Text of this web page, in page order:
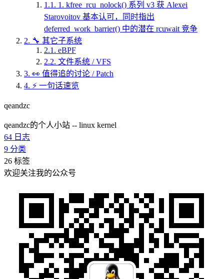
1.1. 1. kfree_rcu_nolock() 系列 v3 获 Alexei
Starovoitov 基本认可，同时指出
deferred_work_barrier() 中的潜在 rcuwait 竞争
2. 🔧 其它子系统
2.1. eBPF
2.2. 文件系统 / VFS
3. 👀 值得追的讨论 / Patch
4. ⚡ 一句话速览
qeandzc
qeandzc的个人小站 -- linux kernel
64 日志
9 分类
26 标签
欢迎关注我的公众号